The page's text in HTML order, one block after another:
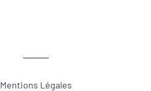
Mentions Légales